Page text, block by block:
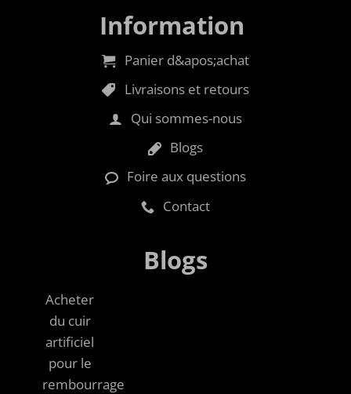
Information
Panier d&apos;achat
Livraisons et retours
Qui sommes-nous
Blogs
Foire aux questions
Contact
Blogs
Acheter
du cuir
artificiel
pour le
rembourrage